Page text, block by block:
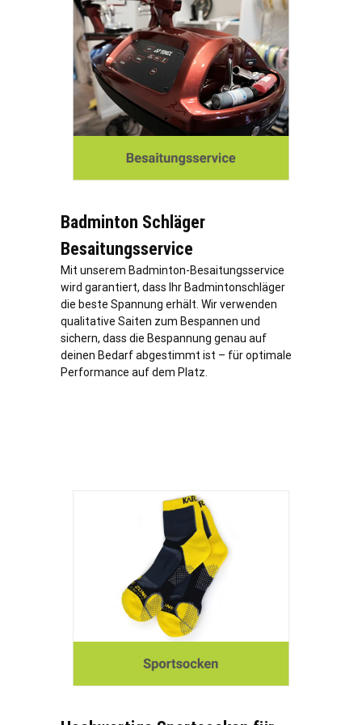
Badminton Schläger
Besaitungsservice
Mit unserem Badminton-Besaitungsservice
wird garantiert, dass Ihr Badmintonschläger
die beste Spannung erhält. Wir verwenden
qualitative Saiten zum Bespannen und
sichern, dass die Bespannung genau auf
deinen Bedarf abgestimmt ist – für optimale
Performance auf dem Platz.